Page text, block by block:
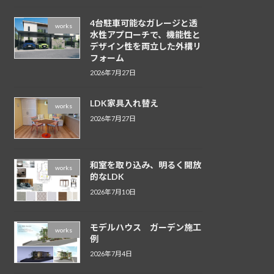
works
4台駐車可能なガレージと透
水性アプローチで、機能性と
デザイン性を両立した外構リ
フォーム
2026年7月27日
works LDK家具入れ替え
2026年7月27日
works
和室を取り込み、明るく開放
的なLDK
2026年7月10日
works
モデルハウス ガーデン施工
例
2026年7月4日